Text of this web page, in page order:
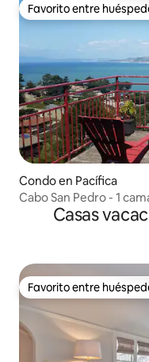
Favorito entre
Favorito entre
Condo en Pacífica
Cabo San Pedro - 1
Casas
Favorito entre
Favorito entre